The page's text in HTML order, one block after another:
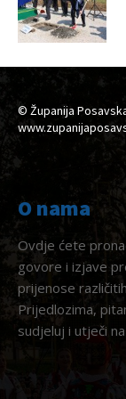
© Županija
O nama
Ovdje ćete
govore i izjave
prijenose
Prijedlozima,
sudjeluj i utječi